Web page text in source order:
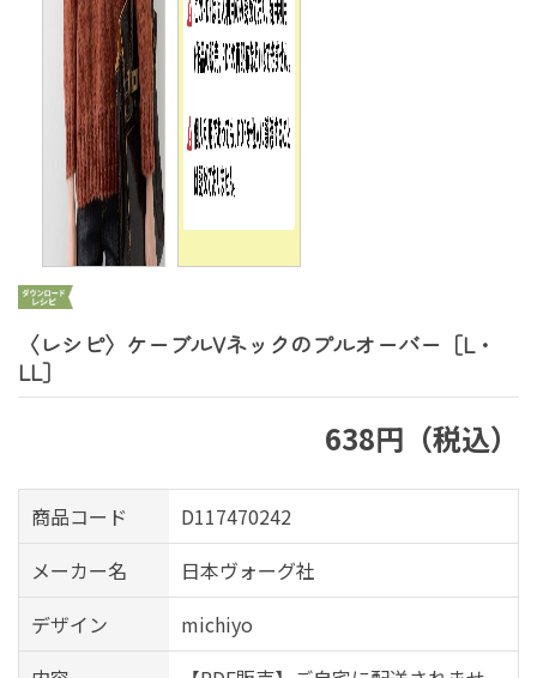
〈レシピ〉ケーブルVネックのプルオーバー［L・
LL］
638円（税込）
商品コード
D117470242
メーカー名
日本ヴォーグ社
デザイン
michiyo